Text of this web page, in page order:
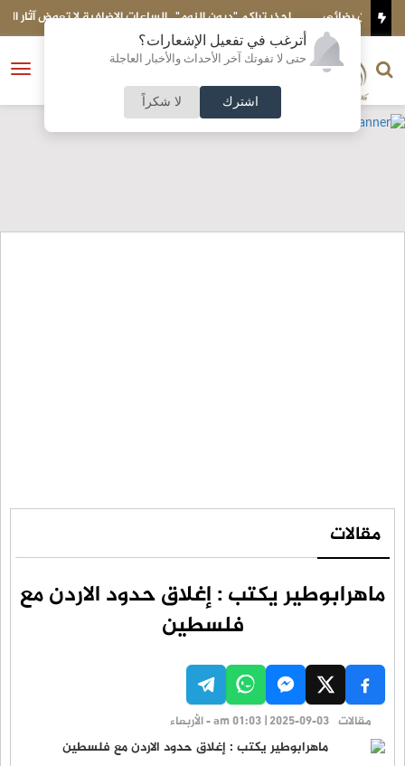
أترغب في تفعيل الإشعارات؟
حتى لا تفوتك آخر الأحداث والأخبار العاجلة
اشترك لا شكراً
احذر تراكم "ديون النوم".. الساعات الإضافية لا تعوض آثار السهر
فتح
الناشر و رئيس التحرير
النسخة الكاملة
مقالات
ماهرابوطير يكتب : إغلاق حدود الاردن مع
فلسطين
مقالات am 01:03 | 2025-09-03 - الأربعاء